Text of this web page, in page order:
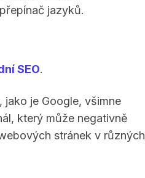
jazyků.
SEO.
jako je Google, všimne
který může negativně
stránek v různých